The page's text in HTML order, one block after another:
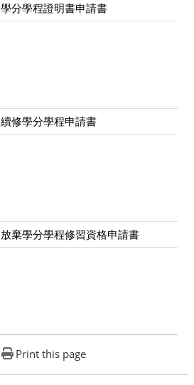
學分學程證明書申請書
續修學分學程申請書
放棄學分學程修習資格申請書
Print this page